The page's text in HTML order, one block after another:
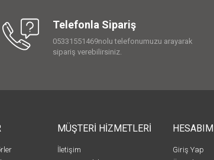
Telefonla Sipariş
05331551469nolu telefonumuzu arayarak
sipariş verebilirsiniz.
MÜŞTERİ HİZMETLERİ
İletişim
HESABIM
Giriş Yap